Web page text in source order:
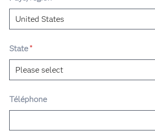
State*
Téléphone